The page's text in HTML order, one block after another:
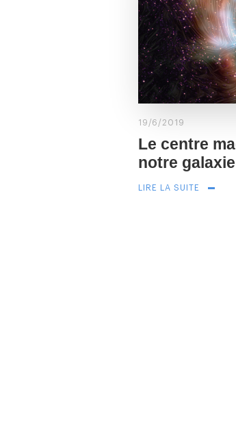
19/6/2019
Le centre
notre galaxie
LIRE LA SUITE